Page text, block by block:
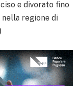
e divorato fino
nella regione di
)